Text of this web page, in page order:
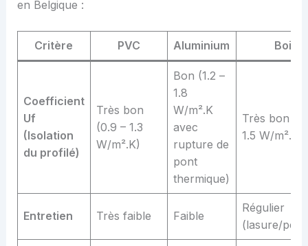
en Belgique :
Critère PVC Aluminium Bois
Coefficient
Uf
(Isolation
du profilé)
Très bon
(0.9 – 1.3
W/m².K)
Bon (1.2 –
1.8
W/m².K
avec
rupture de
pont
thermique)
Très bon
1.5 W/m².K)
Entretien Très faible Faible
Régulier
(lasure/